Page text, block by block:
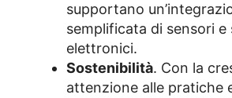
supportano
semplificata di sensori e
elettronici.
Sostenibilità. Con la
attenzione alle pratiche